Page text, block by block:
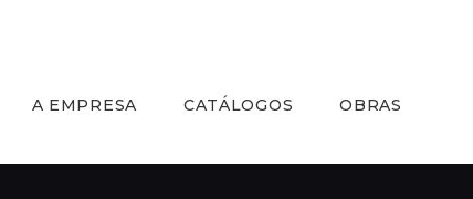
A EMPRESA CATÁLOGOS OBRAS
A EMPRESA
CATÁLOGOS